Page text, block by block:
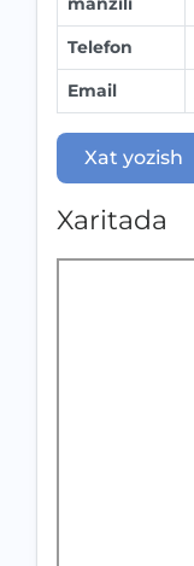
Telefon
Email
Xat yozish
Xaritada